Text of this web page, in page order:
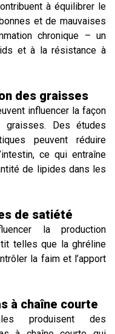
à équilibrer le
et de mauvaises
chronique – un
et à la résistance à
des graisses
influencer la façon
graisses. Des études
peuvent réduire
ce qui entraîne
de lipides dans les
de satiété
la production
telles que la ghréline
la faim et l’apport
à chaîne courte
produisent des